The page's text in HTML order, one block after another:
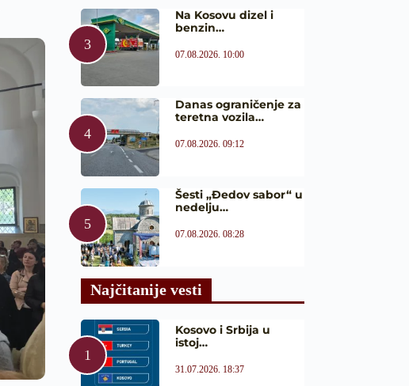
Na Kosovu dizel i
benzin…
07.08.2026. 10:00
Danas ograničenje za
teretna vozila…
07.08.2026. 09:12
Šesti „Đedov sabor“ u
nedelju…
07.08.2026. 08:28
Najčitanije vesti
Kosovo i Srbija u
istoj…
31.07.2026. 18:37